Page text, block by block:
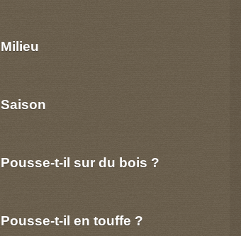
Milieu
Saison
Pousse-t-il sur du bois ?
Pousse-t-il en touffe ?